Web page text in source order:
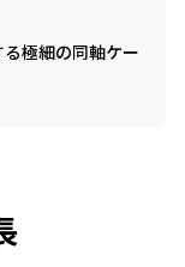
極細の同軸ケー